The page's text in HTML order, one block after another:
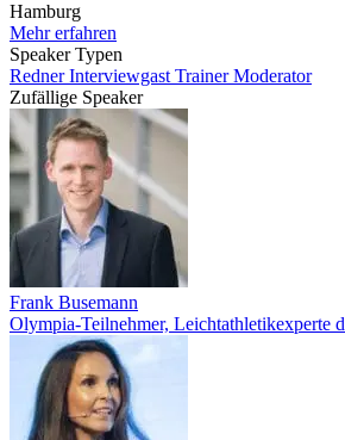
Hamburg
Mehr erfahren
Speaker Typen
RednerInterviewgast TrainerModerator
Zufällige Speaker
Frank Busemann
Olympia-Teilnehmer, Leichtathletikexperte